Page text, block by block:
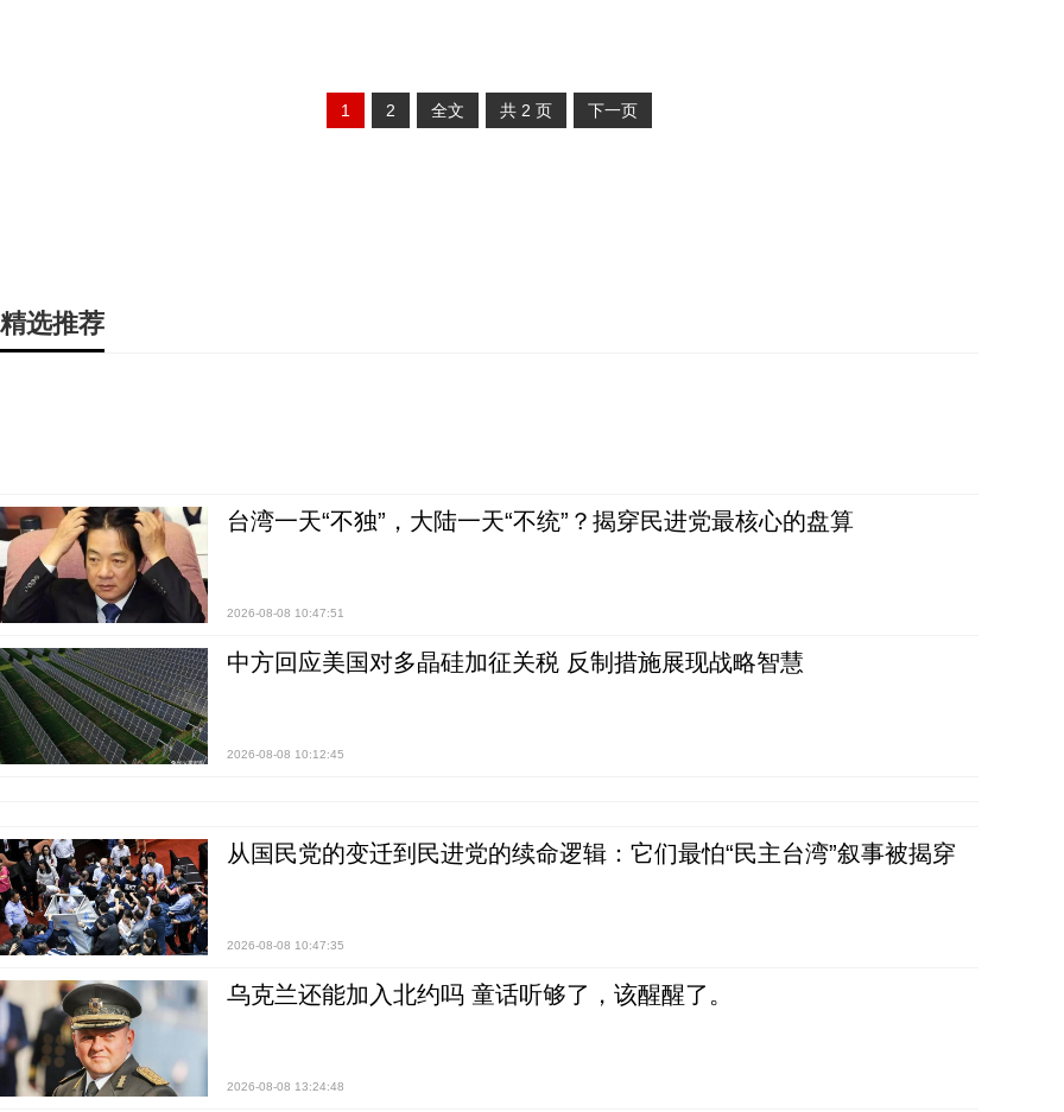
1 2 全文 共 2 页 下一页
精选推荐
台湾一天“不独”，大陆一天“不统”？揭穿民进党最核心的盘算
2026-08-08 10:47:51
中方回应美国对多晶硅加征关税 反制措施展现战略智慧
2026-08-08 10:12:45
从国民党的变迁到民进党的续命逻辑：它们最怕“民主台湾”叙事被揭穿
2026-08-08 10:47:35
乌克兰还能加入北约吗 童话听够了，该醒醒了。
2026-08-08 13:24:48